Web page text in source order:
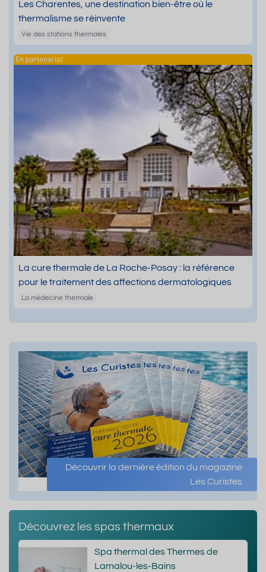
Les Charentes, une destination bien-être où le
thermalisme se réinvente
Vie des stations thermales
La cure thermale de La Roche-Posay : la référence
pour le traitement des affections dermatologiques
La médecine thermale
Découvrir la dernière édition du magazine
Les Curistes
Découvrez les spas thermaux
Spa thermal des Thermes de
Lamalou-les-Bains